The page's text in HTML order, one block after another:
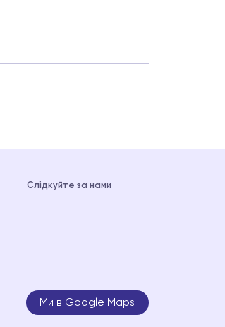
Слідкуйте за нами
Ми в Google Maps